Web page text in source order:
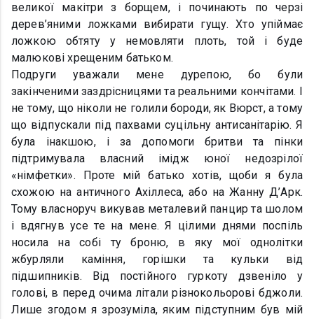
великої макітри з борщем, і починають по черзі
дерев’яними ложками вибирати гущу. Хто упіймає
ложкою обтяту у немовляти плоть, той і буде
малюкові хрещеним батьком.
Подруги уважали мене дурепою, бо були
закінченими заздрісницями та реальними кончітами. І
не тому, що ніколи не голили бороди, як Вюрст, а тому
що відпускали під пахвами суцільну антисанітарію. Я
була інакшою, і за допомоги бритви та пінки
підтримувала власний імідж юної недозрілої
«німфетки». Проте мій батько хотів, щоби я була
схожою на античного Ахіллеса, або на Жанну Д’Арк.
Тому власноруч викував металевий панцир та шолом
і вдягнув усе те на мене. Я цілими днями поспіль
носила на собі ту броню, в яку мої однолітки
жбурляли каміння, горішки та кульки від
підшипників. Від постійного гуркоту дзвеніло у
голові, в перед очима літали різнокольорові бджоли.
Лише згодом я зрозуміла, яким підступним був мій